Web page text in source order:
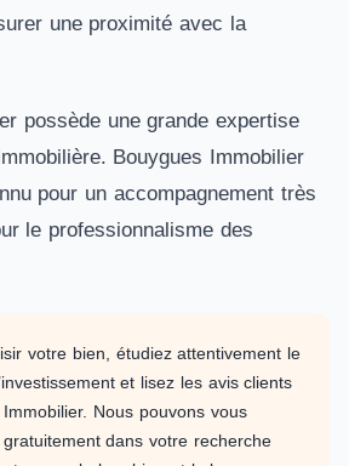
une proximité avec la
possède une grande expertise
Bouygues Immobilier
pour un accompagnement très
le professionnalisme des
votre bien, étudiez attentivement le
et lisez les avis clients
Nous pouvons vous
dans votre recherche